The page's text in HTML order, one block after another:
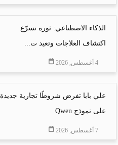
الذكاء الاصطناعي: ثورة تسرّع
اكتشاف العلاجات وتعيد ت...
4 أغسطس, 2026
علي بابا تفرض شروطًا تجارية جديدة
على نموذج Qwen
7 أغسطس, 2026